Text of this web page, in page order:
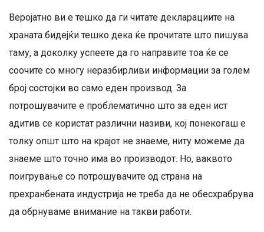
Веројатно ви е тешко да ги читате декларациите на
храната бидејќи тешко дека ќе прочитате што пишува
таму, а доколку успеете да го направите тоа ќе се
соочите со многу неразбирливи информации за голем
број состојки во само еден производ. За
потрошувачите е проблематично што за еден ист
адитив се користат различни називи, кој понекогаш е
толку општ што на крајот не знаеме, ниту можеме да
знаеме што точно има во производот. Но, ваквото
поигрување со потрошувачите од страна на
прехранбената индустрија не треба да не обесхрабрува
да обрнуваме внимание на такви работи.